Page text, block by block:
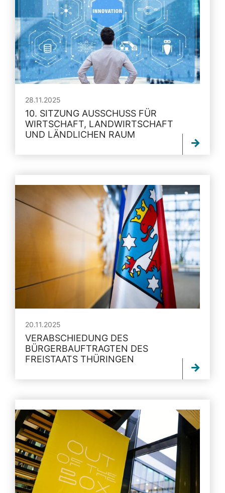
28.11.2025
10. SITZUNG AUSSCHUSS FÜR
WIRTSCHAFT, LANDWIRTSCHAFT
UND LÄNDLICHEN RAUM
20.11.2025
VERABSCHIEDUNG DES
BÜRGERBAUFTRAGTEN DES
FREISTAATS THÜRINGEN